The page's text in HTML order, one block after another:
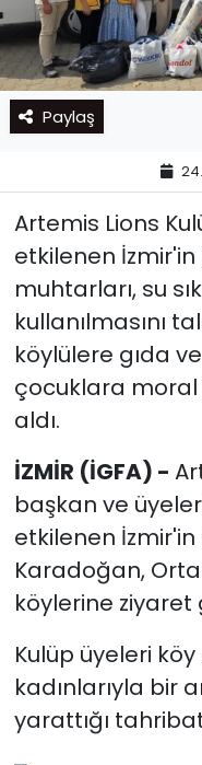
Paylaş
Artemis Lions
etkilenen
muhtarları, su
kullanılmasını
köylülere gıda
çocuklara moral
aldı.
İZMİR (İGFA) -
başkan ve
etkilenen
Karadoğan,
köylerine
Kulüp üyeleri
kadınlarıyla bir
yarattığı